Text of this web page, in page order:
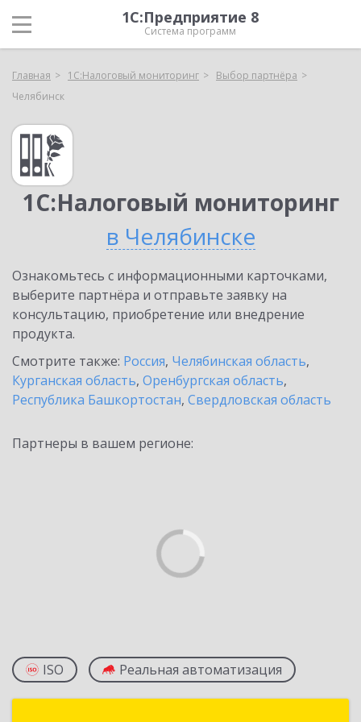
1С:Предприятие 8
Система программ
Главная 1С:Налоговый мониторинг
Выбор партнёра
Челябинск
1С:Налоговый мониторинг
в Челябинске
Ознакомьтесь с информационными карточками,
выберите партнёра и отправьте заявку на
консультацию, приобретение или внедрение
продукта.
Смотрите также: Россия, Челябинская область,
Курганская область, Оренбургская область,
Республика Башкортостан, Свердловская область
Партнеры в вашем регионе:
ISO Реальная автоматизация